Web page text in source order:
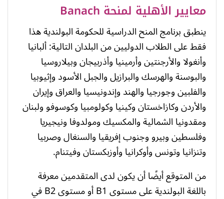
معايير الأهلية لمنحة Banach
ينطبق برنامج المنح الدراسية للحكومة البولندية هذا
فقط على الطلاب الدوليين من البلدان التالية: ألبانيا
وأنغولا والأرجنتين وأرمينيا وأذربيجان وبيلاروسيا
والبوسنة والهرسك والبرازيل والجبل الأسود وإثيوبيا
والفلبين وجورجيا والهند وإندونيسيا والعراق وإيران
والأردن وكازاخستان وكينيا وكولومبيا وكوسوفو ولبنان
ومقدونيا الشمالية والمكسيك ومولدوفا ونيجيريا
وفلسطين وبيرو وجنوب إفريقيا والسنغال وصربيا
وتنزانيا وتونس وأوكرانيا وأوزبكستان وفيتنام.
من المتوقع أيضًا أن يكون لدى المتقدمين معرفة
باللغة البولندية على مستوى B1 أو مستوى B2 في